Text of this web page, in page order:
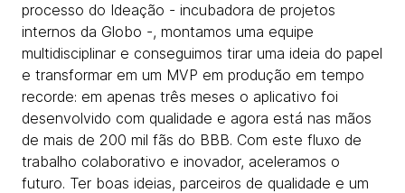
processo do Ideação - incubadora de projetos
internos da Globo -, montamos uma equipe
multidisciplinar e conseguimos tirar uma ideia do papel
e transformar em um MVP em produção em tempo
recorde: em apenas três meses o aplicativo foi
desenvolvido com qualidade e agora está nas mãos
de mais de 200 mil fãs do BBB. Com este fluxo de
trabalho colaborativo e inovador, aceleramos o
futuro. Ter boas ideias, parceiros de qualidade e um